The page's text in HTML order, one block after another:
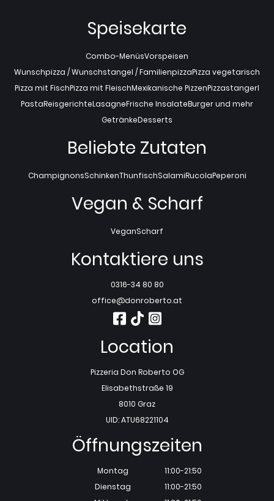
Speisekarte
Combo-MenüsVorspeisen
Wunschpizza / Wunschstangel / FamilienpizzaPizza vegetarisch
Pizza mit FischPizza mit FleischMexikanische PizzenPizzastangerl
PastaReisgerichteLasagneFrische InsalateBurger und mehr
GetränkeDesserts
Beliebte Zutaten
ChampignonsSchinkenThunfischSalamiRucolaPeperoni
Vegan & Scharf
VeganScharf
Kontaktiere uns
0316-34 80 80
office@donroberto.at
Location
Pizzeria Don Roberto OG
Elisabethstraße 19
8010 Graz
UID: ATU68221104
Öffnungszeiten
Montag
Dienstag
11:00-21:50
11:00-21:50